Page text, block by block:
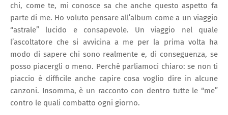
chi, come te, mi conosce sa che anche questo aspetto fa
parte di me. Ho voluto pensare all’album come a un viaggio
“astrale” lucido e consapevole. Un viaggio nel quale
l’ascoltatore che si avvicina a me per la prima volta ha
modo di sapere chi sono realmente e, di conseguenza, se
posso piacergli o meno. Perché parliamoci chiaro: se non ti
piaccio è difficile anche capire cosa voglio dire in alcune
canzoni. Insomma, è un racconto con dentro tutte le “me”
contro le quali combatto ogni giorno.